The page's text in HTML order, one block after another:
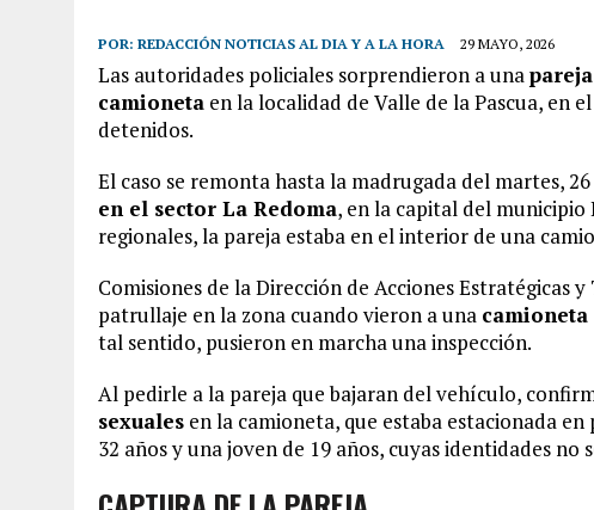
POR: REDACCIÓN NOTICIAS AL DIA Y A LA HORA 29 MAYO, 2026
Las autoridades policiales sorprendieron a una
camioneta en la localidad de Valle de la Pascua, en
detenidos.
El caso se remonta hasta la madrugada del martes,
en el sector La Redoma, en la capital del
regionales, la pareja estaba en el interior de una
Comisiones de la Dirección de Acciones Estratégicas
patrullaje en la zona cuando vieron a una camioneta
tal sentido, pusieron en marcha una inspección.
Al pedirle a la pareja que bajaran del vehículo,
sexuales en la camioneta, que estaba estacionada
32 años y una joven de 19 años, cuyas identidades no